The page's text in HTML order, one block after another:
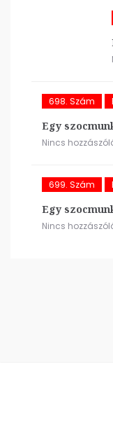
698. Szám
Egy
Nincs
699. Szám
Egy
Nincs